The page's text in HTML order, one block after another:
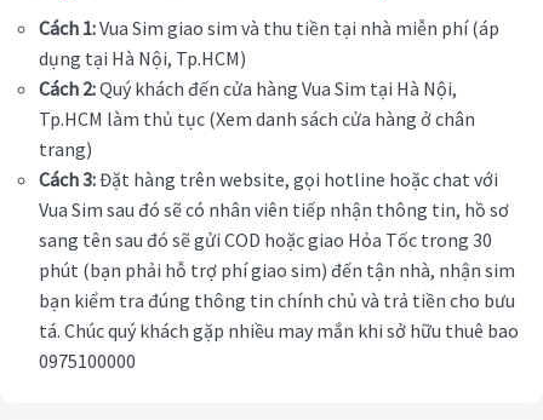
Cách 1:Vua Sim giao sim và thu tiền tại nhà miễn phí (áp
dụng tại Hà Nội, Tp.HCM)
Cách 2:Quý khách đến cửa hàng Vua Sim tại Hà Nội,
Tp.HCM làm thủ tục (Xem danh sách cửa hàng ở chân
trang)
Cách 3:Đặt hàng trên website, gọi hotline hoặc chat với
Vua Sim sau đó sẽ có nhân viên tiếp nhận thông tin, hồ sơ
sang tên sau đó sẽ gửi COD hoặc giao Hỏa Tốc trong 30
phút (bạn phải hỗ trợ phí giao sim) đến tận nhà, nhận sim
bạn kiểm tra đúng thông tin chính chủ và trả tiền cho bưu
tá. Chúc quý khách gặp nhiều may mắn khi sở hữu thuê bao
0975100000